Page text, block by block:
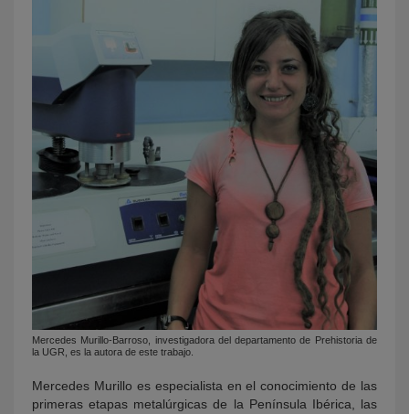
Mercedes Murillo-Barroso, investigadora del departamento de Prehistoria de
la UGR, es la autora de este trabajo.
Mercedes Murillo es especialista en el conocimiento de las
primeras etapas metalúrgicas de la Península Ibérica, las